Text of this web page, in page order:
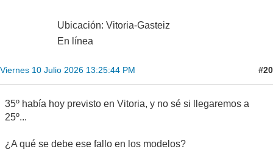
Ubicación: Vitoria-Gasteiz
En línea
Viernes 10 Julio 2026 13:25:44 PM #20
35º había hoy previsto en Vitoria, y no sé si llegaremos a
25º...
¿A qué se debe ese fallo en los modelos?